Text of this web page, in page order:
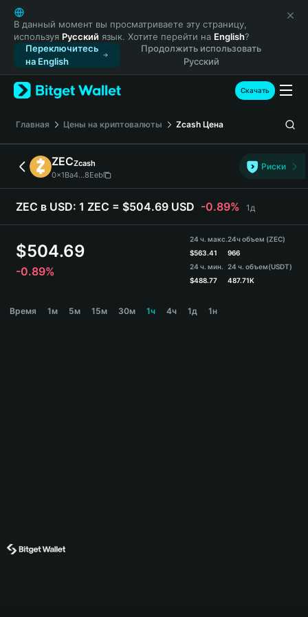
English
日本語
Tiếng Việt
Русский
Español (Latinoamérica)
Türkçe
Français
Deutsch
简体中文
繁體中文
Português (Portugal)
Bahasa Indonesia
ภาษาไทย
Español
Español (Argentina)
В данный момент вы просматриваете эту страницу,
используя Русский язык. Хотите перейти на English?
Переключитесь
на English
Продолжить использовать
Русский
Скачать
Главная Цены на криптовалюты Zcash Цена
ZECZcash
0x1Ba4...8Eeb
Риски
ZEC в USD: 1 ZEC = $504.69 USD -0.89% 1д
$504.69
-0.89%
24 ч. макс.
$563.41
24 ч. мин.
$488.77
24ч объем (ZEC)
966
24 ч. объем(USDT)
487.71K
Время 1м 5м 15м 30м 1ч 4ч 1д 1н